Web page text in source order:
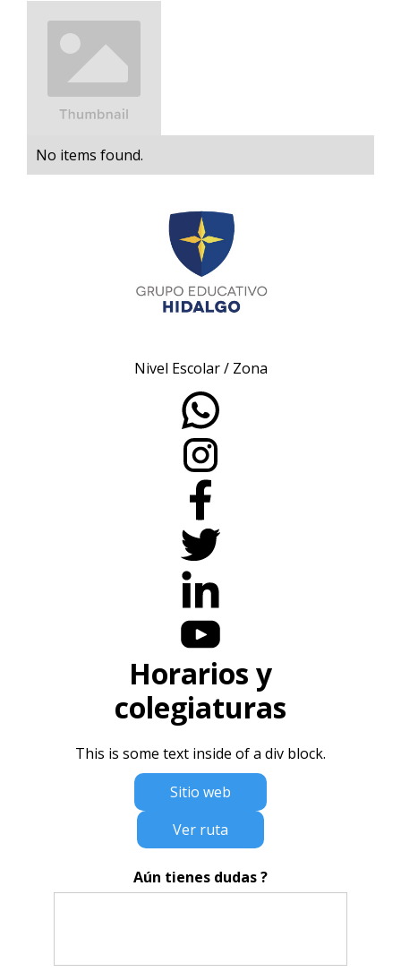
No items found.
Nivel Escolar / Zona
Horarios y
colegiaturas
This is some text inside of a div block.
Sitio web
Ver ruta
Aún tienes dudas ?